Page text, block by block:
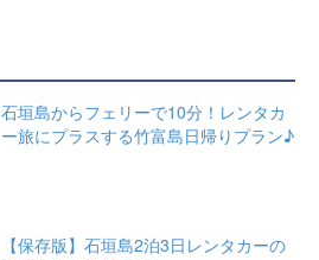
石垣島からフェリーで10分！レンタカ
ー旅にプラスする竹富島日帰りプラン♪
【保存版】石垣島2泊3日レンタカーの